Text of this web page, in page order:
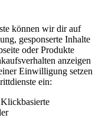
können wir dir auf
gesponserte Inhalte
oder Produkte
anzeigen
Einwilligung setzen
ein: